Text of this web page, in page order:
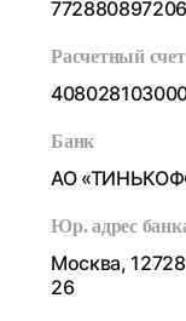
772880897206
Расчетный счет
Банк
АО
Юр. адрес
Москва,
26